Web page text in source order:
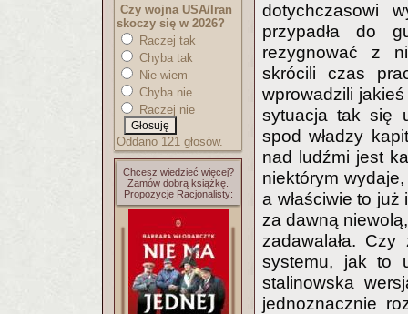
Czy wojna USA/Iran
skoczy się w 2026?
Raczej tak
Chyba tak
Nie wiem
Chyba nie
Raczej nie
Oddano 121 głosów.
Chcesz wiedzieć więcej?
Zamów dobrą książkę.
Propozycje Racjonalisty:
dotychczasowi
przypadła do
rezygnować z
skrócili czas
wprowadzili
sytuacja tak się
spod władzy
nad ludźmi jest
niektórym
a właściwie to
za dawną
zadawalała.
systemu, jak to
stalinowska
jednoznacznie